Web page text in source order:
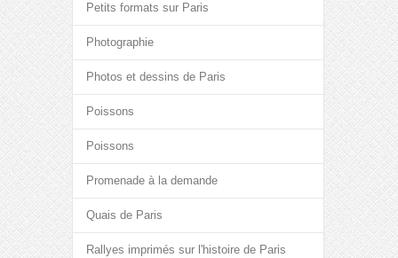
Petits formats sur Paris
Photographie
Photos et dessins de Paris
Poissons
Poissons
Promenade à la demande
Quais de Paris
Rallyes imprimés sur l'histoire de Paris